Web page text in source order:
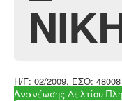
Η/Γ: 02/2009, ΕΣΟ: 48008
Ανανέωσης Δελτίου